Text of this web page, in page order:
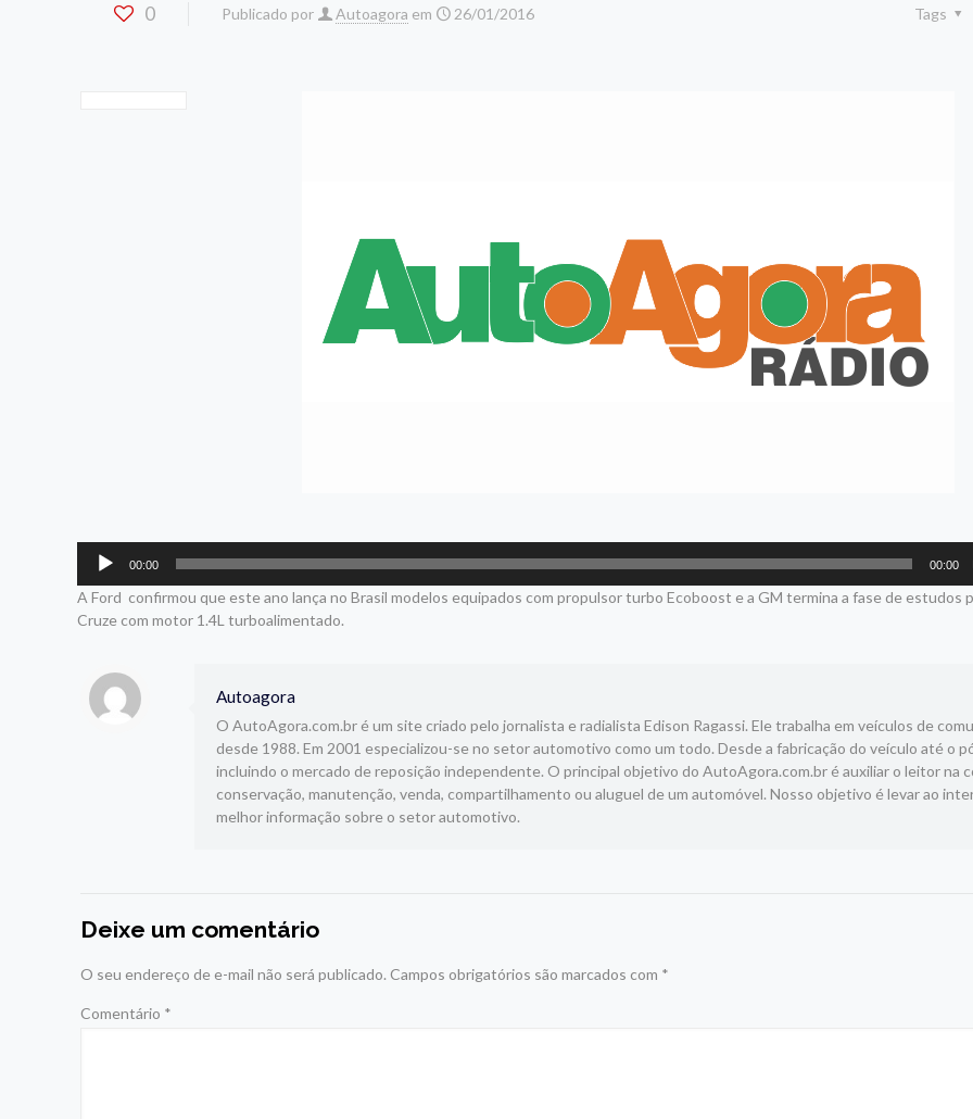
0 Publicado por Autoagora em 26/01/2016 Tags
Tocador
áudio
00:00 00:00
A Ford confirmou que este ano lança no Brasil modelos equipados com propulsor turbo Ecoboost e a GM termina a fase de estudos
Cruze com motor 1.4L turboalimentado.
Autoagora
O AutoAgora.com.br é um site criado pelo jornalista e radialista Edison Ragassi. Ele trabalha em veículos de
desde 1988. Em 2001 especializou-se no setor automotivo como um todo. Desde a fabricação do veículo até o
incluindo o mercado de reposição independente. O principal objetivo do AutoAgora.com.br é auxiliar o leitor na
conservação, manutenção, venda, compartilhamento ou aluguel de um automóvel. Nosso objetivo é levar ao
melhor informação sobre o setor automotivo.
Deixe um comentário
O seu endereço de e-mail não será publicado. Campos obrigatórios são marcados com *
Comentário *